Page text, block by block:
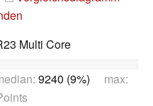
Multi Core
9240 (9%) max: